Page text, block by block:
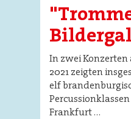
In zwei Konzerten
2021 zeigten
elf
Frankfurt …